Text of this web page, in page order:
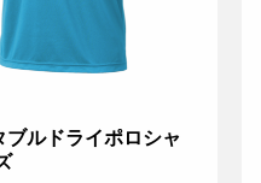
ブルドライポロシャ